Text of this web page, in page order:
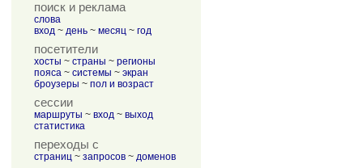
поиск и реклама
слова
вход ~ день ~ месяц ~ год
посетители
хосты ~ страны ~ регионы
пояса ~ системы ~ экран
броузеры ~ пол и возраст
сессии
маршруты ~ вход ~ выход
статистика
переходы с
страниц ~ запросов ~ доменов